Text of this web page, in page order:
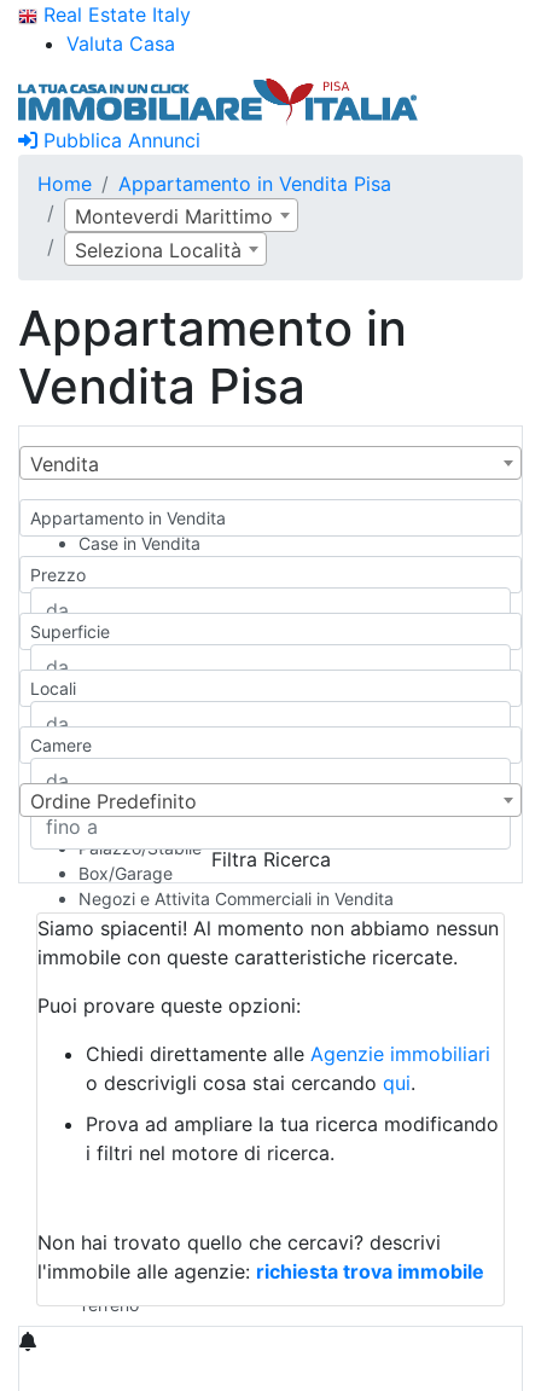
Real Estate Italy
Valuta Casa
Pubblica Annunci
Home
Appartamento in Vendita Pisa
Monteverdi Marittimo
Seleziona Località
Appartamento in
Vendita Pisa
Vendita
Appartamento in Vendita
Case in Vendita
Qualsiasi
Appartamento
Casa indipendente
Casa Semi-indipendente
Attico/Mansarda
Rustico/Casale
Camera d'Albergo
Multiproprietà
Palazzo/Stabile
Box/Garage
Negozi e Attivita Commerciali in Vendita
Qualsiasi
Attività/Licenza Commerciale
Azienda Agricola
Bar/Ristorante
Albergo
Laboratorio Artigianale
Negozio/locale commerciale
Agriturismo
Magazzini
Qualsiasi
Terreno edificabile
Terreno
Prezzo
Superficie
Locali
Camere
Ordine Predefinito
Filtra Ricerca
Siamo spiacenti! Al momento non abbiamo nessun
immobile con queste caratteristiche ricercate.
Puoi provare queste opzioni:
Chiedi direttamente alle Agenzie immobiliari
o descrivigli cosa stai cercando qui.
Prova ad ampliare la tua ricerca modificando
i filtri nel motore di ricerca.
Non hai trovato quello che cercavi? descrivi
l'immobile alle agenzie: richiesta trova immobile